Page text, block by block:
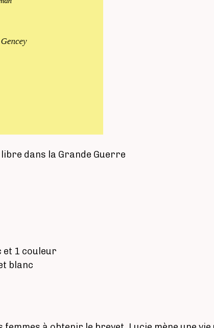
libre dans la Grande Guerre
et 1 couleur
blanc